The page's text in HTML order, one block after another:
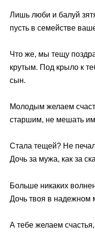
Лишь люби и балуй
пусть в семействе
Что же, мы тещу
крутым. Под крыло к
сын.
Молодым желаем
старшим, не мешать
Стала тещей? Не
Дочь за мужа, как за
Больше никаких
Дочь твоя в надежном
А тебе желаем